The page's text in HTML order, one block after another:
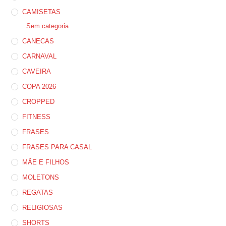
CAMISETAS
Sem categoria
CANECAS
CARNAVAL
CAVEIRA
COPA 2026
CROPPED
FITNESS
FRASES
FRASES PARA CASAL
MÃE E FILHOS
MOLETONS
REGATAS
RELIGIOSAS
SHORTS